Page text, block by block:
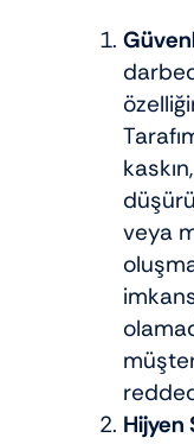
veya
Hijyen